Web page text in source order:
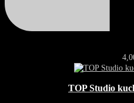
TOP Studio